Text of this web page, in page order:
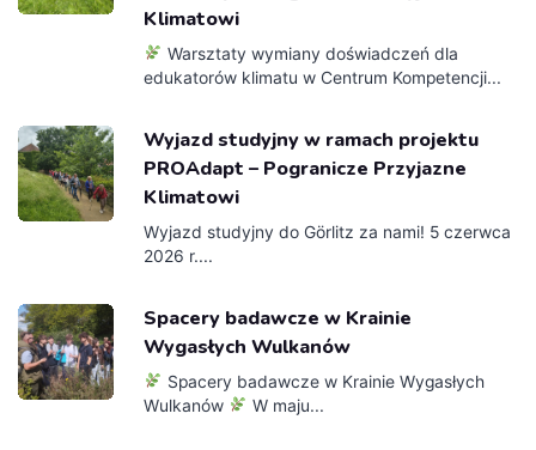
Klimatowi
Warsztaty wymiany doświadczeń dla
edukatorów klimatu w Centrum Kompetencji...
Wyjazd studyjny w ramach projektu
PROAdapt – Pogranicze Przyjazne
Klimatowi
Wyjazd studyjny do Görlitz za nami! 5 czerwca
2026 r....
Spacery badawcze w Krainie
Wygasłych Wulkanów
Spacery badawcze w Krainie Wygasłych
Wulkanów
W maju...